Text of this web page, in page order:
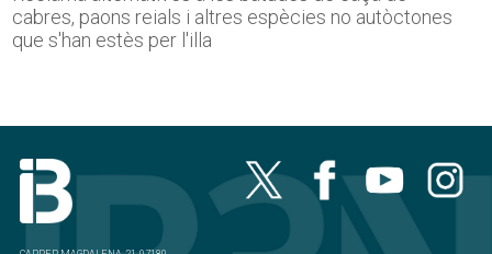
cabres, paons reials i altres espècies no autòctones
que s'han estès per l'illa